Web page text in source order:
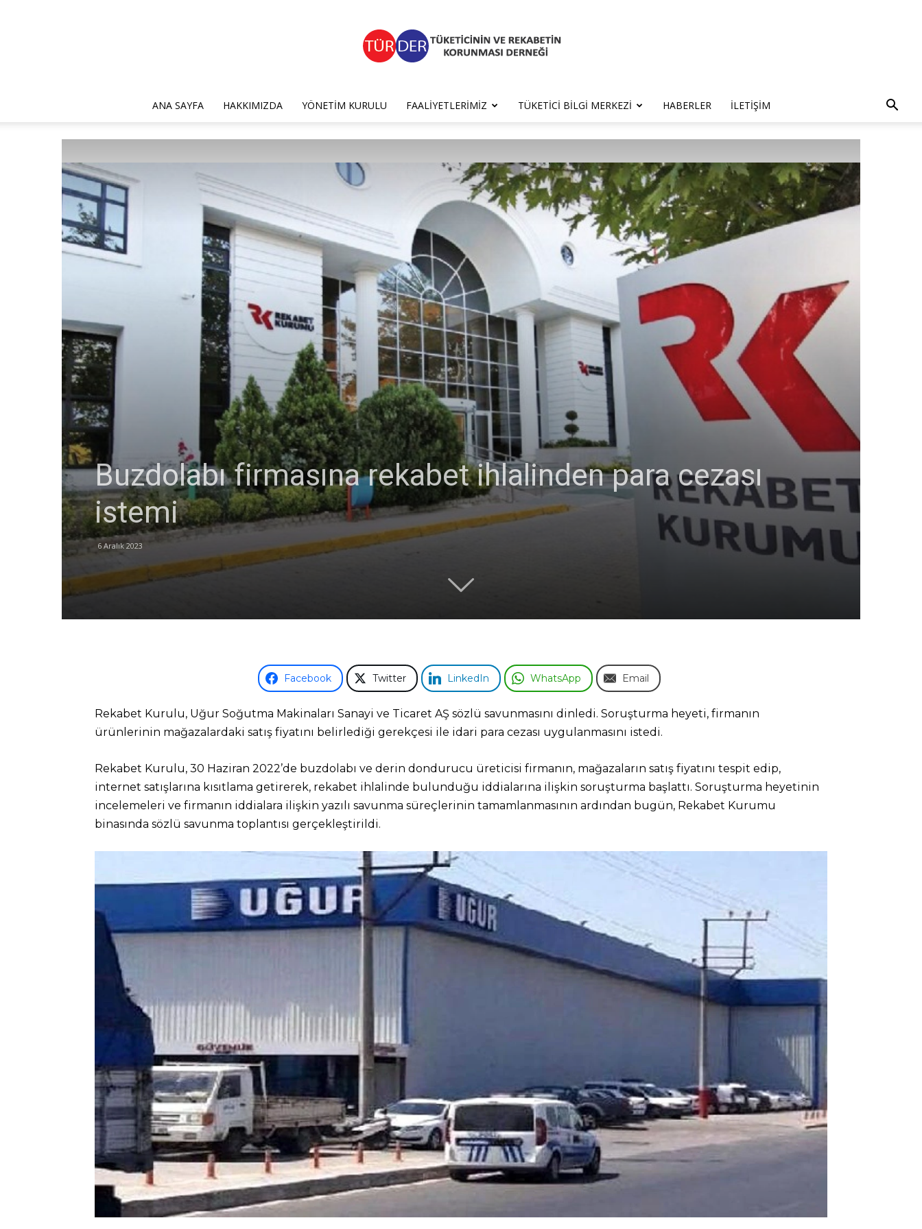
TÜRDER
ANA SAYFA HAKKIMIZDA YÖNETIM KURULU FAALIYETLERIMIZ TÜKETICI BILGI MERKEZI HABERLER İLETIŞIM
Buzdolabı firmasına rekabet ihlalinden para cezası
istemi
6 Aralık 2023
Facebook Twitter LinkedIn WhatsApp Email
Rekabet Kurulu, Uğur Soğutma Makinaları Sanayi ve Ticaret AŞ sözlü savunmasını dinledi. Soruşturma heyeti, firmanın
ürünlerinin mağazalardaki satış fiyatını belirlediği gerekçesi ile idari para cezası uygulanmasını istedi.
Rekabet Kurulu, 30 Haziran 2022’de buzdolabı ve derin dondurucu üreticisi firmanın, mağazaların satış fiyatını tespit edip,
internet satışlarına kısıtlama getirerek, rekabet ihlalinde bulunduğu iddialarına ilişkin soruşturma başlattı. Soruşturma heyetinin
incelemeleri ve firmanın iddialara ilişkin yazılı savunma süreçlerinin tamamlanmasının ardından bugün, Rekabet Kurumu
binasında sözlü savunma toplantısı gerçekleştirildi.